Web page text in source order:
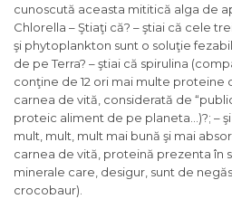
cunoscută aceasta mititică alga de
Chlorella – Ştiaţi că? – ştiai că cele
şi phytoplankton sunt o soluţie
de pe Terra? – ştiai că spirulina
conţine de 12 ori mai multe proteine
carnea de vită, considerată de
proteic aliment de pe planeta…)?; –
mult, mult, mult mai bună şi mai
carnea de vită, proteină prezenta în
minerale care, desigur, sunt de
crocobaur).